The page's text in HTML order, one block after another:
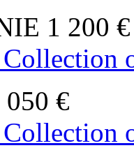
1 200 €
050 €